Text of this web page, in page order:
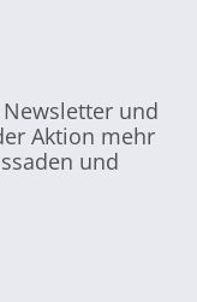
und
Aktion mehr
und